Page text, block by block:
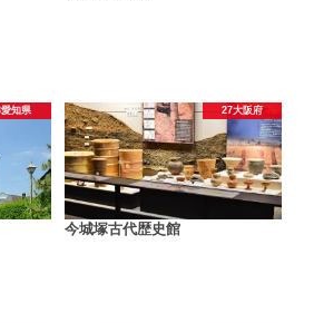
愛知県 27大阪府
今城塚古代歴史館